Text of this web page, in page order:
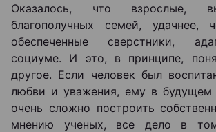
Оказалось, что взрослые,
благополучных семей,
обеспеченные сверстники,
социуме. И это, в принципе,
другое. Если человек был
любви и уважения, ему в будущем
очень сложно построить
мнению ученых, все дело в